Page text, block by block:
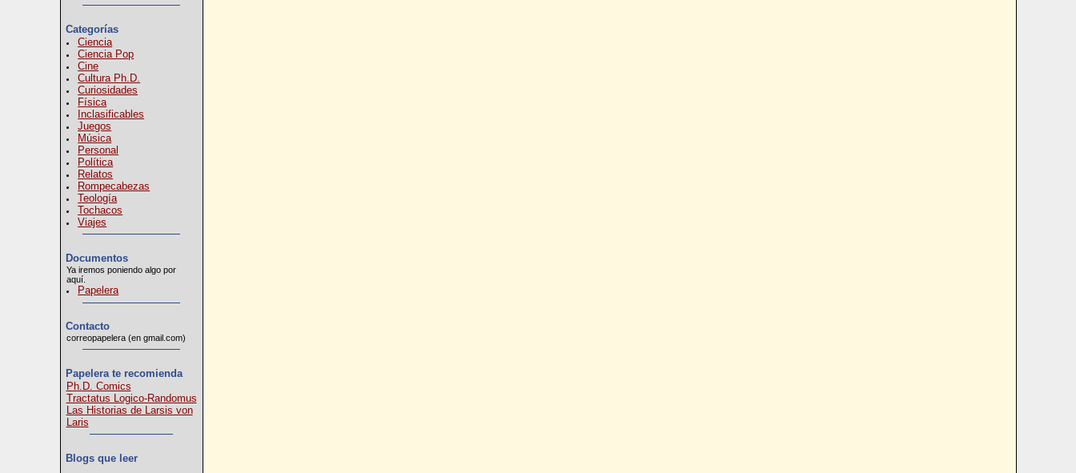
Categorías
Ciencia
Ciencia Pop
Cine
Cultura Ph.D.
Curiosidades
Física
Inclasificables
Juegos
Música
Personal
Política
Relatos
Rompecabezas
Teología
Tochacos
Viajes
Documentos
Ya iremos poniendo algo por
aquí.
Papelera
Contacto
correopapelera (en gmail.com)
Papelera te recomienda
Ph.D. Comics
Tractatus Logico-Randomus
Las Historias de Larsis von
Laris
Blogs que leer